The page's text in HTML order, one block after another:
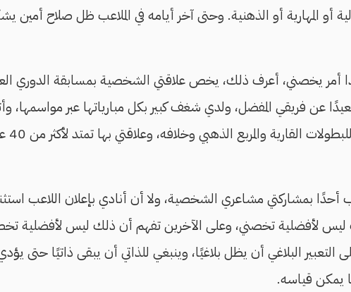
أو المهارية أو الذهنية. وحتى آخر أيامه في الملاعب ظل صلاح
أمر يخصني، أعرف ذلك، يخص علاقتي الشخصية بمسابقة الدوري
عن فريقي المفضل، ولدي شغف كبير بكل مبارياتها عبر مواسمها،
أحدًا بمشاركتي مشاعري الشخصية، ولا أن أنادي بإعلان اللاعب
لأفضلية تخصني، وعلى الآخرين تفهم أن ذلك ليس لأفضلية
التعبير البلاغي أن يظل بلاغيًا، وينبغي للذاتي أن يبقى ذاتيًا حتى
يمكن قياسه.